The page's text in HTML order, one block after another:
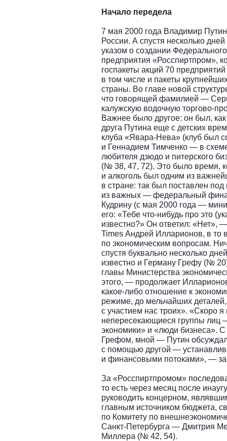
Начало передела
7 мая 2000 года Владимир
России. А спустя несколько
указом о создании
предприятия «Росспиртпром»,
госпакеты акций 70
в том числе и пакеты
страны. Во главе новой
что говорящей фамилией —
калужскую водочную торгово-
Важнее было другое: он был,
друга Путина еще с детских
клуба «Явара-Нева» (клуб был
и Геннадием Тимченко — в
любителя дзюдо и питерского
(№ 38, 47, 72). Это было время,
и алкоголь был одним из
в стране: так был поставлен
из важных — федеральный
Кудрину (с мая 2000 года —
его: «Тебе что-нибудь про это
известно?» Он ответил: «Нет»,
Times Андрей Илларионов, в то
по экономическим вопросам.
спустя буквально несколько
известно и Герману Грефу (№
главы Министерства
этого, — продолжает
какое-либо отношение к
режиме, до мельчайших
с участием нас троих». «Скоро
непересекающиеся группы лиц
экономики» и «люди бизнеса».
Грефом, мной — Путин
с помощью другой —
и финансовыми потоками», —
За «Росспиртпромом»
то есть через месяц после
руководить концерном,
главным источником бюджета,
по Комитету по
Санкт-Петербурга — Дмитрия
Миллера (№ 42, 54).